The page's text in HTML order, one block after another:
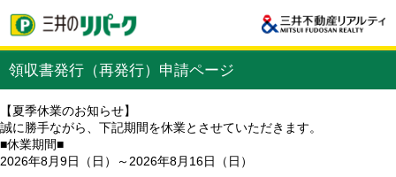
領収書発行（再発行）申請ページ
【夏季休業のお知らせ】
誠に勝手ながら、下記期間を休業とさせていただきます。
■休業期間■
2026年8月9日（日）～2026年8月16日（日）